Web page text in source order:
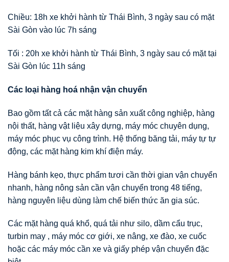
Chiều: 18h xe khởi hành từ Thái Bình, 3 ngày sau có mặt
Sài Gòn vào lúc 7h sáng
Tối : 20h xe khởi hành từ Thái Bình, 3 ngày sau có mặt tại
Sài Gòn lúc 11h sáng
Các loại hàng hoá nhận vận chuyển
Bao gồm tất cả các mặt hàng sản xuất công nghiệp, hàng
nội thất, hàng vật liệu xây dựng, máy móc chuyên dụng,
máy móc phục vụ công trình. Hệ thống băng tải, máy tự tự
động, các mặt hàng kim khí điện máy.
Hàng bánh kẹo, thực phẩm tươi cần thời gian vận chuyển
nhanh, hàng nông sản cần vận chuyển trong 48 tiếng,
hàng nguyên liệu dùng làm chế biến thức ăn gia súc.
Các mặt hàng quá khổ, quá tải như silo, dầm cẩu trục,
turbin may , máy móc cơ giới, xe nâng, xe đào, xe cuốc
hoặc các máy móc cần xe và giấy phép vận chuyển đặc